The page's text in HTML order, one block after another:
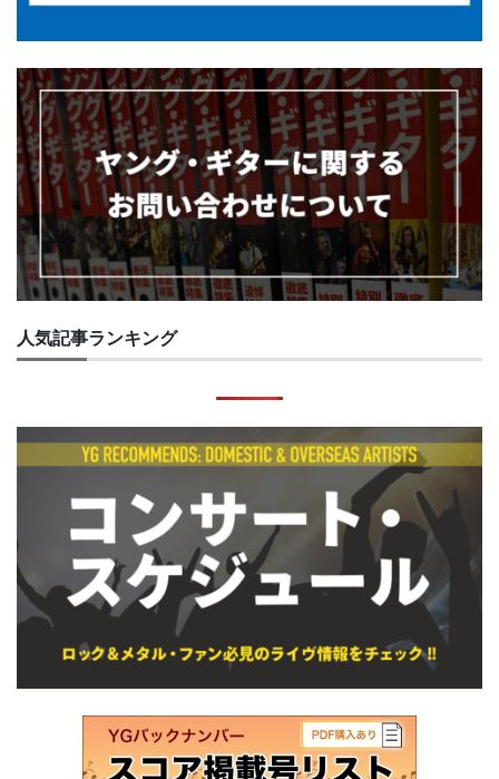
人気記事ランキング